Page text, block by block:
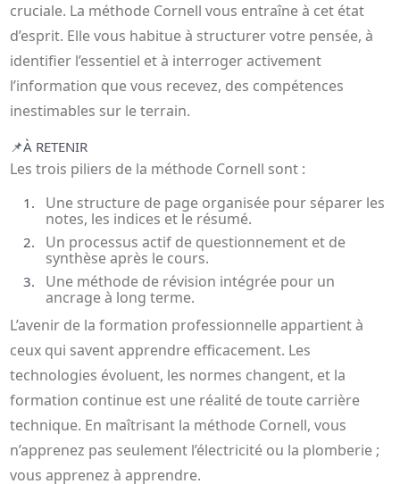
cruciale. La méthode Cornell vous entraîne à cet état
d’esprit. Elle vous habitue à structurer votre pensée, à
identifier l’essentiel et à interroger activement
l’information que vous recevez, des compétences
inestimables sur le terrain.
📌À RETENIR
Les trois piliers de la méthode Cornell sont :
Une structure de page organisée pour séparer les
notes, les indices et le résumé.
Un processus actif de questionnement et de
synthèse après le cours.
Une méthode de révision intégrée pour un
ancrage à long terme.
L’avenir de la formation professionnelle appartient à
ceux qui savent apprendre efficacement. Les
technologies évoluent, les normes changent, et la
formation continue est une réalité de toute carrière
technique. En maîtrisant la méthode Cornell, vous
n’apprenez pas seulement l’électricité ou la plomberie ;
vous apprenez à apprendre.